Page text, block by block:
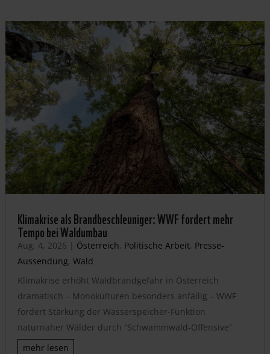
Klimakrise als Brandbeschleuniger: WWF fordert mehr
Tempo bei Waldumbau
Aug. 4, 2026 | Österreich, Politische Arbeit, Presse-
Aussendung, Wald
Klimakrise erhöht Waldbrandgefahr in Österreich
dramatisch – Monokulturen besonders anfällig – WWF
fordert Stärkung der Wasserspeicher-Funktion
naturnaher Wälder durch “Schwammwald-Offensive”
mehr lesen